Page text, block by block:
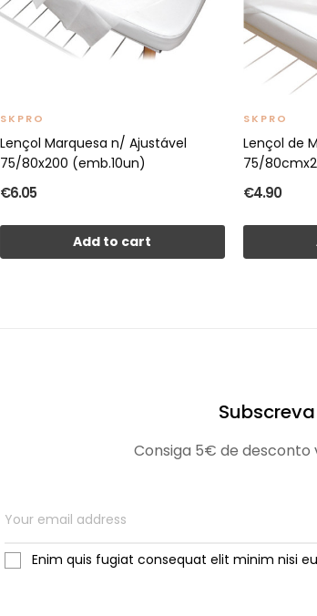
SKPRO
Lençol Marquesa n/ Ajustável
75/80x200 (emb.10un)
€6.05
Add to cart
SKPRO
Lençol de
75/
€4.90
Consiga 5€ de desconto
Enim quis fugiat consequat elit minim nisi